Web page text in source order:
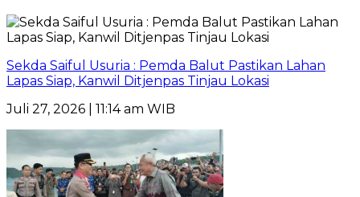
Sekda Saiful Usuria : Pemda Balut Pastikan Lahan
Lapas Siap, Kanwil Ditjenpas Tinjau Lokasi
Juli 27, 2026 | 11:14 am WIB